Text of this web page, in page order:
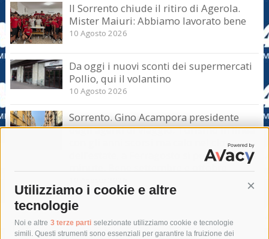
Utilizziamo i cookie e altre
tecnologie
Noi e altre 3 terze parti selezionate utilizziamo cookie e tecnologie
simili. Questi strumenti sono essenziali per garantire la fruizione dei
Il Sorrento chiude il ritiro di Agerola.
Mister Maiuri: Abbiamo lavorato bene
10 Agosto 2026
Da oggi i nuovi sconti dei supermercati
Pollio, qui il volantino
10 Agosto 2026
Sorrento. Gino Acampora presidente
degli agenti di viaggio: Turismo in linea
con gli anni scorsi ma calo nel clou
dell’estate, a Ferragosto si punta sul last
minute. Bene settembre e ottobre
Tag